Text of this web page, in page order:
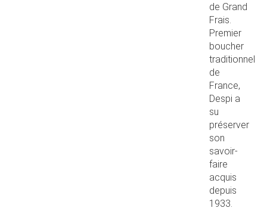
de Grand
Frais.
Premier
boucher
traditionnel
de
France,
Despi a
su
préserver
son
savoir-
faire
acquis
depuis
1933.